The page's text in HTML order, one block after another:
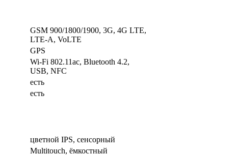
GSM 900/1800/1900, 3G, 4G LTE,
LTE-A, VoLTE
GPS
Wi-Fi 802.11ac, Bluetooth 4.2,
USB, NFC
есть
есть
цветной IPS, сенсорный
Multitouch, ёмкостный